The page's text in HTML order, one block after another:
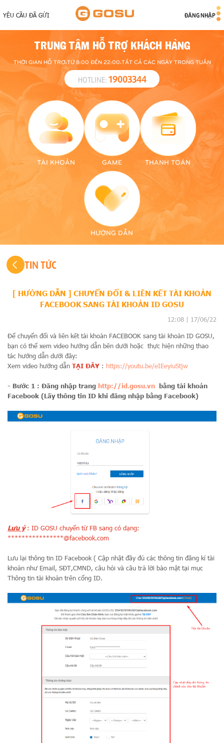
YÊU CẦU ĐÃ GỬI ĐĂNG NHẬP
Client Game
Ngạo Kiếm
Vô Song
Origin
Cửu Âm
Chân Kinh
Vạn Thắng
Nam Đế
Hơi Thở Hải
GOSU
CỬU ÂM
MOBILE
TRUNG TÂM HỖ TRỢ KHÁCH HÀNG
THỜI GIAN HỖ TRỢ.TỪ 8:00 ĐẾN 22:00.TẤT CẢ CÁC NGÀY TRONG TUẦN
HOTLINE: 19003344
TÀI KHOẢN GAME THANH TOÁN
HƯỚNG DẪN
TIN TỨC
[ HƯỚNG DẪN ] CHUYỂN ĐỔI & LIÊN KẾT TÀI KHOẢN
FACEBOOK SANG TÀI KHOẢN ID GOSU
12:08 | 17/06/22
Để chuyển đổi và liên kết tài khoản FACEBOOK sang tài khoản ID GOSU,
bạn có thể xem video hướng dẫn bên dưới hoặc thực hiện những thao
tác hướng dẫn dưới đây:
Xem video hướng dẫn TẠI ĐÂY : https://youtu.be/eIEeyiuStjw
- Bước 1 : Đăng nhập trang http://id.gosu.vn bằng tài khoản
Facebook (Lấy thông tin ID khi đăng nhập bằng Facebook)
Lưu ý: ID GOSU chuyển từ FB sang có dạng:
****************@facebook.com
Lưu lại thông tin ID Facebook ( Cập nhật đầy đủ các thông tin đăng kí tài
khoản như Email, SĐT,CMND, câu hỏi và câu trả lời bảo mật tại mục
Thông tin tài khoản trên cổng ID.